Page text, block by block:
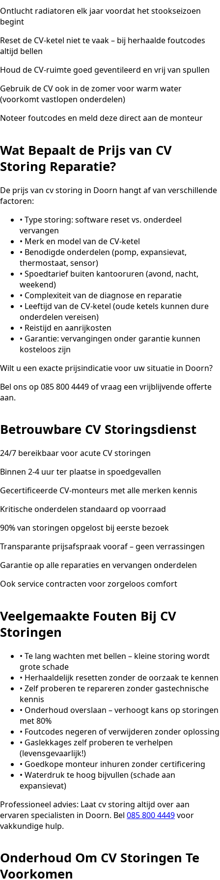
Ontlucht radiatoren elk jaar voordat het stookseizoen
begint
Reset de CV-ketel niet te vaak – bij herhaalde foutcodes
altijd bellen
Houd de CV-ruimte goed geventileerd en vrij van spullen
Gebruik de CV ook in de zomer voor warm water
(voorkomt vastlopen onderdelen)
Noteer foutcodes en meld deze direct aan de monteur
Wat Bepaalt de Prijs van CV
Storing Reparatie?
De prijs van cv storing in Doorn hangt af van verschillende
factoren:
• Type storing: software reset vs. onderdeel
vervangen
• Merk en model van de CV-ketel
• Benodigde onderdelen (pomp, expansievat,
thermostaat, sensor)
• Spoedtarief buiten kantooruren (avond, nacht,
weekend)
• Complexiteit van de diagnose en reparatie
• Leeftijd van de CV-ketel (oude ketels kunnen dure
onderdelen vereisen)
• Reistijd en aanrijkosten
• Garantie: vervangingen onder garantie kunnen
kosteloos zijn
Wilt u een exacte prijsindicatie voor uw situatie in Doorn?
Bel ons op 085 800 4449 of vraag een vrijblijvende offerte
aan.
Betrouwbare CV Storingsdienst
24/7 bereikbaar voor acute CV storingen
Binnen 2-4 uur ter plaatse in spoedgevallen
Gecertificeerde CV-monteurs met alle merken kennis
Kritische onderdelen standaard op voorraad
90% van storingen opgelost bij eerste bezoek
Transparante prijsafspraak vooraf – geen verrassingen
Garantie op alle reparaties en vervangen onderdelen
Ook service contracten voor zorgeloos comfort
Veelgemaakte Fouten Bij CV
Storingen
• Te lang wachten met bellen – kleine storing wordt
grote schade
• Herhaaldelijk resetten zonder de oorzaak te kennen
• Zelf proberen te repareren zonder gastechnische
kennis
• Onderhoud overslaan – verhoogt kans op storingen
met 80%
• Foutcodes negeren of verwijderen zonder oplossing
• Gaslekkages zelf proberen te verhelpen
(levensgevaarlijk!)
• Goedkope monteur inhuren zonder certificering
• Waterdruk te hoog bijvullen (schade aan
expansievat)
Professioneel advies: Laat cv storing altijd over aan
ervaren specialisten in Doorn. Bel 085 800 4449voor
vakkundige hulp.
Onderhoud Om CV Storingen Te
Voorkomen